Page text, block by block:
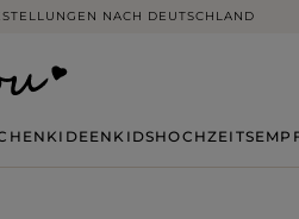
ANGABE VON GRÜNDEN
KIDS